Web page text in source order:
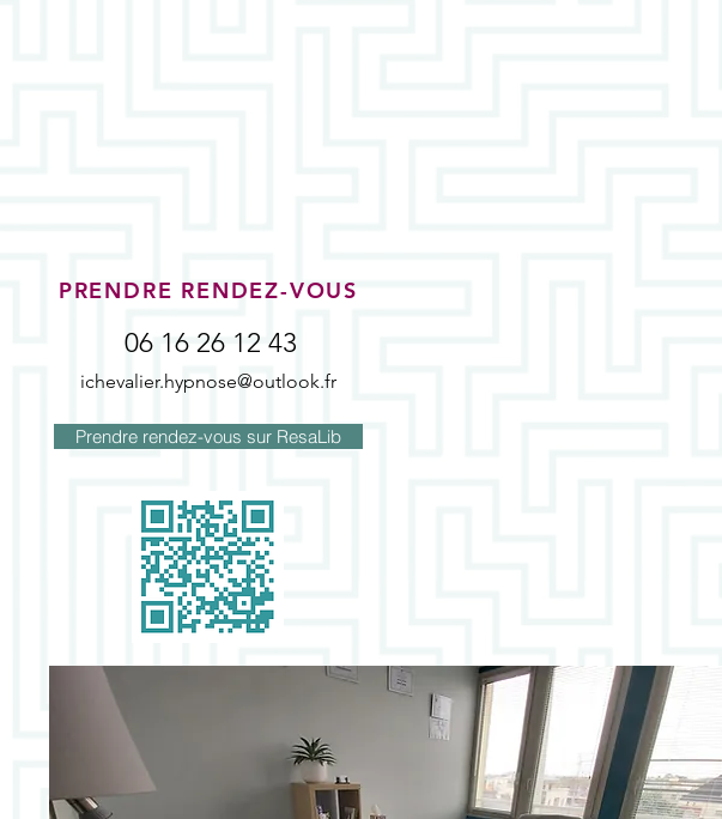
PRENDRE RENDEZ-VOUS
06 16 26 12 43
ichevalier.hypnose@outlook.fr
Prendre rendez-vous sur ResaLib